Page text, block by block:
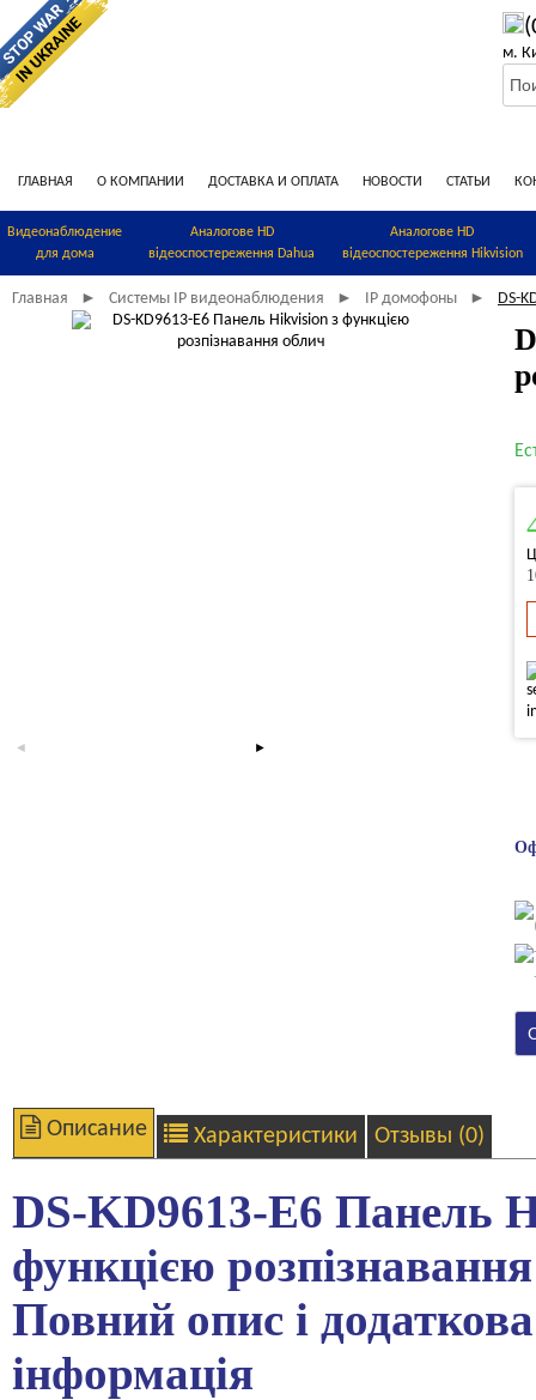
м.
ГЛАВНАЯ О КОМПАНИИ ДОСТАВКА И ОПЛАТА НОВОСТИ СТАТЬИ
Видеонаблюдение
для дома
Аналогове HD
відеоспостереження Dahua
Аналогове HD
відеоспостереження Hikvision
Главная ► Системы IP видеонаблюдения ► IP домофоны ► DS-
Описание Характеристики Отзывы (0)
DS-KD9613-E6 Панель
функцією
Повний опис і додаткова
інформація